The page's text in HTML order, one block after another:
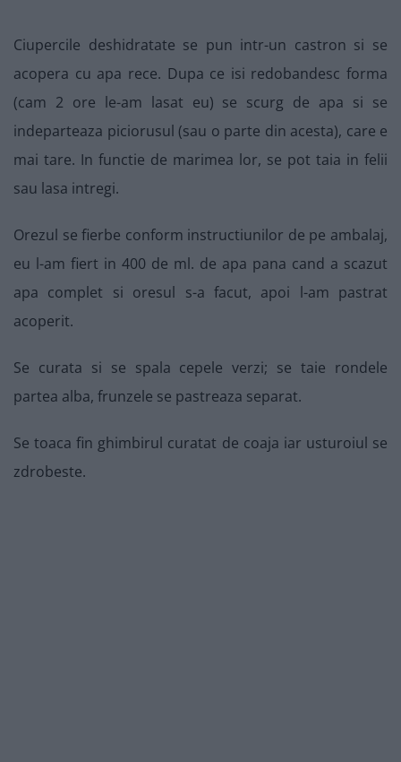
Ciupercile deshidratate se pun intr-un castron si se
acopera cu apa rece. Dupa ce isi redobandesc forma
(cam 2 ore le-am lasat eu) se scurg de apa si se
indeparteaza piciorusul (sau o parte din acesta), care e
mai tare. In functie de marimea lor, se pot taia in felii
sau lasa intregi.
Orezul se fierbe conform instructiunilor de pe ambalaj,
eu l-am fiert in 400 de ml. de apa pana cand a scazut
apa complet si oresul s-a facut, apoi l-am pastrat
acoperit.
Se curata si se spala cepele verzi; se taie rondele
partea alba, frunzele se pastreaza separat.
Se toaca fin ghimbirul curatat de coaja iar usturoiul se
zdrobeste.